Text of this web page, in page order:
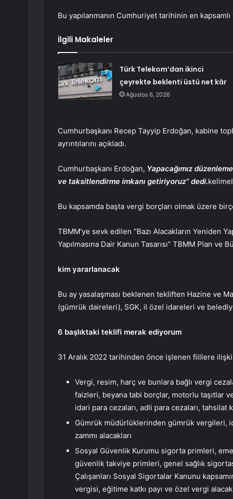
Bu yapılanmanın Cumhuriyet tarihinin en
İlgili Makaleler
Türk Telekom’dan ikinci
çeyrekte beklenti üstü net kâr
Ağustos 6, 2026
Cumhurbaşkanı Recep Tayyip Erdoğan, kabine
ayrıntılarını açıkladı.
Cumhurbaşkanı Erdoğan, Yapacağımız
ve taksitlendirme imkanı getiriyoruz” dedi.
Bu kapsamda başta vergi borçları olmak üzere
TBMM’ye sevk edilen “Bazı Alacakların Yeniden
Yapılmasına Dair Kanun Tasarısı” TBMM Plan ve
kim yararlanacak
Bu ay yasalaşması beklenen tekliften Hazine ve
(gümrük daireleri), SGK, il özel idareleri ve
6 başlıktaki teklifi merak ediyorum
31 Aralık 2022 tarihinden önce işlenen fiillere
Vergi, resim, harç ve bunlara bağlı vergi
faizleri, beyana tabi borçlar, motorlu taşıtlar
idari para cezaları, adli para cezaları, tahsilat
Gümrük müdürlüklerinden gümrük vergileri,
zammı alacakları
Sosyal Güvenlik Kurumu sigorta primleri,
güvenlik takviye primleri, genel sağlık
Çalışanları Sosyal Sigortalar Kanunu
vergisi, eğitime katkı payı ve özel vergi